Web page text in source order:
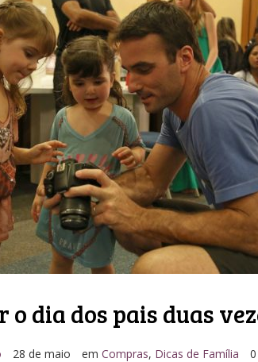
o dia dos pais duas
28 de maio em Compras, Dicas de Família 0